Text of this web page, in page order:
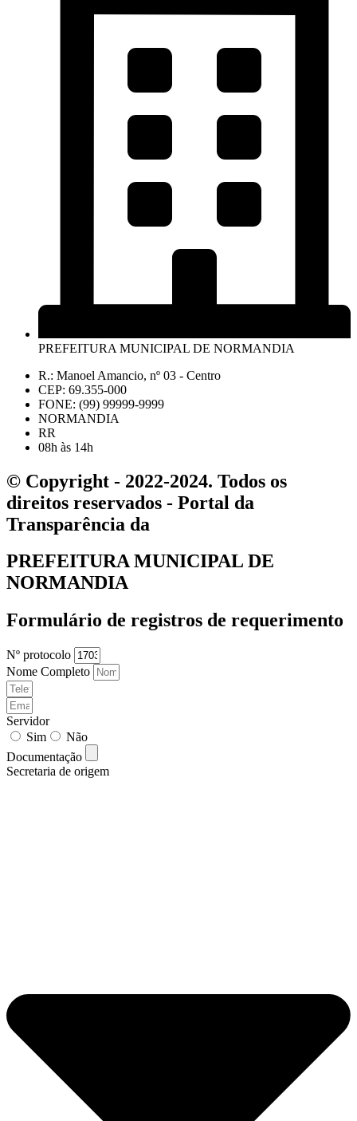
PREFEITURA MUNICIPAL DE NORMANDIA
R.: Manoel Amancio, nº 03 - Centro
CEP: 69.355-000
FONE: (99) 99999-9999
NORMANDIA
RR
08h às 14h
© Copyright - 2022-2024. Todos os
direitos reservados - Portal da
Transparência da
PREFEITURA MUNICIPAL DE
NORMANDIA
Formulário de registros de requerimento
Nº protocolo
Nome Completo
Servidor
Sim
Não
Documentação
Secretaria de origem